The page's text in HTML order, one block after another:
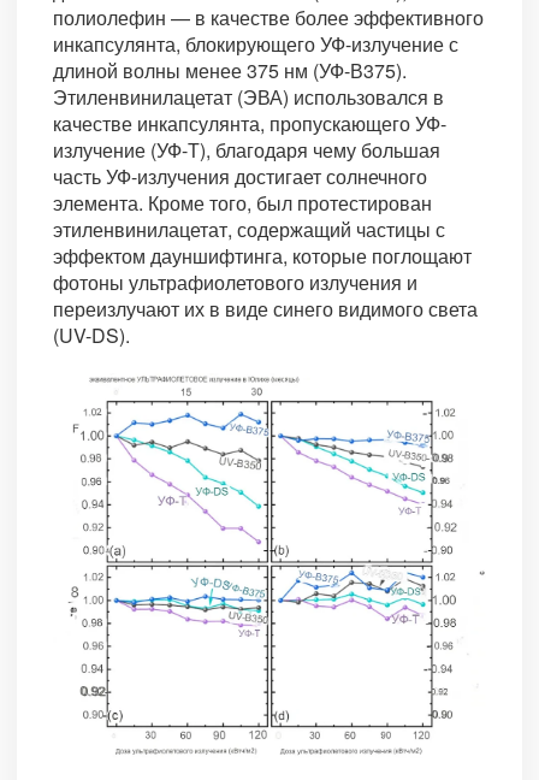
полиолефин — в качестве более эффективного
инкапсулянта, блокирующего УФ-излучение с
длиной волны менее 375 нм (УФ-В375).
Этиленвинилацетат (ЭВА) использовался в
качестве инкапсулянта, пропускающего УФ-
излучение (УФ-Т), благодаря чему большая
часть УФ-излучения достигает солнечного
элемента. Кроме того, был протестирован
этиленвинилацетат, содержащий частицы с
эффектом дауншифтинга, которые поглощают
фотоны ультрафиолетового излучения и
переизлучают их в виде синего видимого света
(UV-DS).